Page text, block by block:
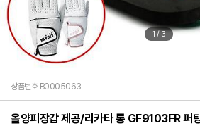
1 / 3
상품번호 B0005063
올양피장갑 제공/리카타 롱 GF9103FR 퍼